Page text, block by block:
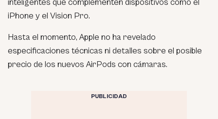
inteligentes que complementen dispositivos como el
iPhone y el Vision Pro.
Hasta el momento, Apple no ha revelado
especificaciones técnicas ni detalles sobre el posible
precio de los nuevos AirPods con cámaras.
PUBLICIDAD